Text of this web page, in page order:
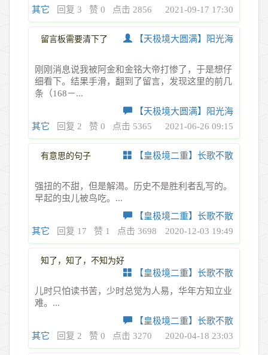
2021-09-17 17:30
其它 回复 3 赞 0 点击 2856
留言板需要清下了 【天极境大圆满】阳光海
刚刚消息说我被阿金和金铭大帝打惨了，于是想仔
细看下。结果手滑，翻到了留言，发现这里的前几
条（168－...
【天极境大圆满】阳光海
2021-06-26 09:15
其它 回复 2 赞 0 点击 5365
有意思的句子 【皇极境二重】长歌不散
强扭的不甜，但是解渴。历史不是胜利者乱写的。
早起的虫儿被鸟吃。...
【皇极境二重】长歌不散
2020-12-03 19:49
其它 回复 17 赞 1 点击 3698
知了，知了，不知为好
【皇极境二重】长歌不散
儿时只怕读书苦，少时总觉为人易，华年方知立业
难。...
【皇极境二重】长歌不散
2020-04-18 23:03
其它 回复 2 赞 0 点击 3270